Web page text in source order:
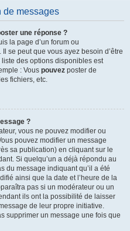
de messages
une réponse ?
la page d’un forum ou
se peut que vous ayez besoin d’être
des options disponibles est
: Vous pouvez poster de
fichiers, etc.
?
vous ne pouvez modifier ou
pouvez modifier un message
sa publication) en cliquant sur le
Si quelqu’un a déjà répondu au
du message indiquant qu’il a été
ainsi que la date et l’heure de la
pas si un modérateur ou un
ils ont la possibilité de laisser
de leur propre initiative.
supprimer un message une fois que